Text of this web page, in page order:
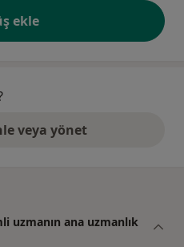
ekle
veya yönet
uzmanın ana uzmanlık